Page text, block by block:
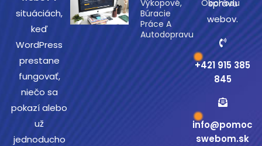
situáciách,
keď
WordPress
prestane
fungovať,
niečo sa
pokazí alebo
už
jednoducho
Výkopové,
Búracie
Práce A
Autodopravu
Obchodu
správu
webov.
+421 915 385
845
info@pomoc
swebom.sk